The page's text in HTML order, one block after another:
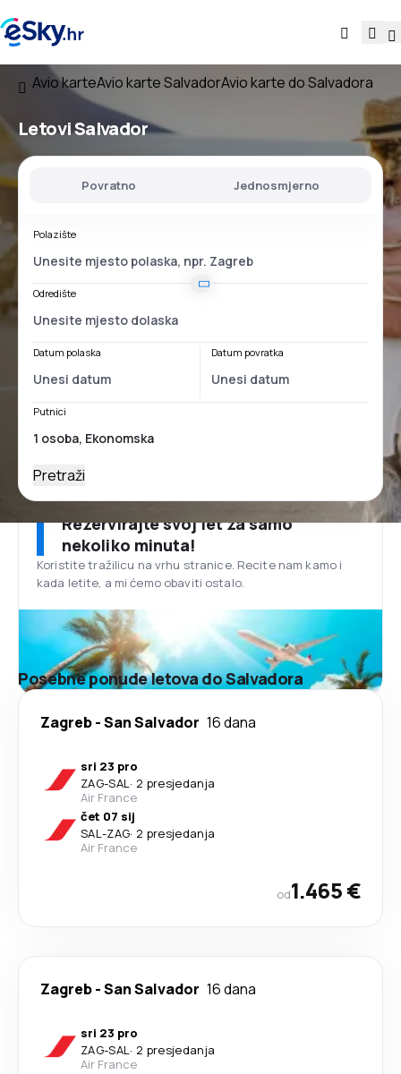
Avio karteAvio karte SalvadorAvio karte do Salvadora
LetoviSalvador
Povratno Jednosmjerno
Polazište
Odredište
Datum polaska Datum povratka
Putnici
Pretraži
Rezervirajte svoj let za samo
nekoliko minuta!
Koristite tražilicu na vrhu stranice. Recite nam kamo i
kada letite, a mi ćemo obaviti ostalo.
Posebne ponude letova do Salvadora
Zagreb-San Salvador 16 dana
sri 23 pro
ZAG-SAL· 2 presjedanja
Air France
čet 07 sij
SAL-ZAG· 2 presjedanja
Air France
od1.465 €
Zagreb-San Salvador 16 dana
sri 23 pro
ZAG-SAL· 2 presjedanja
Air France